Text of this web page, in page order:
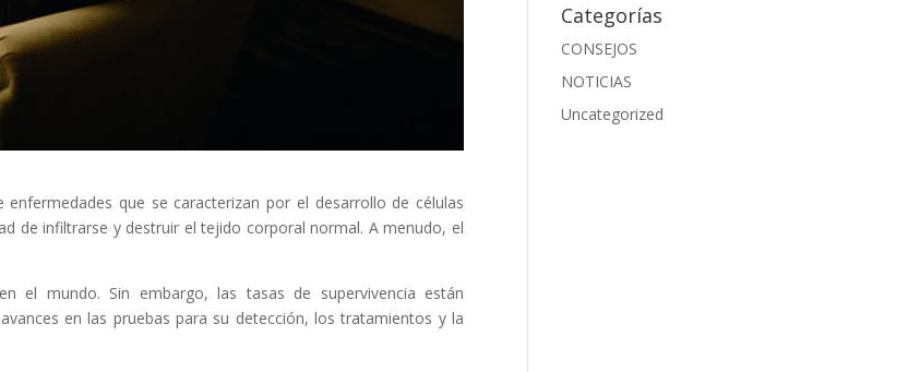
que se caracterizan por el desarrollo de células
de infiltrarse y destruir el tejido corporal normal. A menudo, el
el mundo. Sin embargo, las tasas de supervivencia están
en las pruebas para su detección, los tratamientos y la
Categorías
CONSEJOS
NOTICIAS
Uncategorized